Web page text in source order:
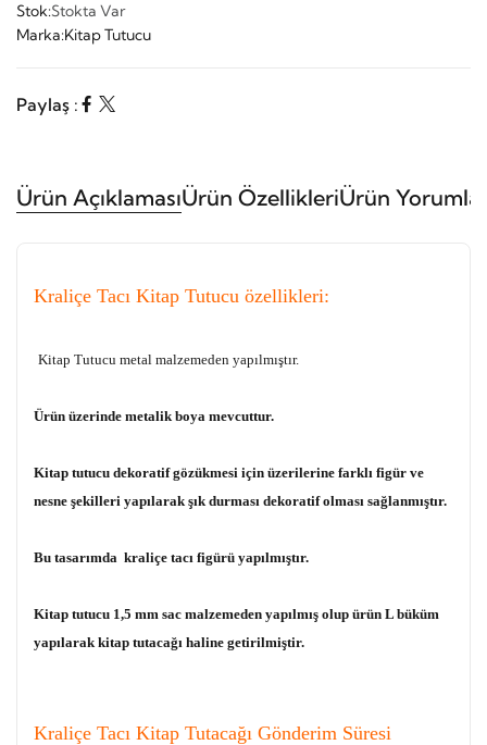
Stok:Stokta Var
Marka:Kitap Tutucu
Paylaş :
Ürün AçıklamasıÜrün ÖzellikleriÜrün
Kraliçe Tacı Kitap Tutucu özellikleri:
Kitap Tutucu metal malzemeden yapılmıştır.
Ürün üzerinde metalik boya mevcuttur.
Kitap tutucu dekoratif gözükmesi için üzerilerine farklı figür ve
nesne şekilleri yapılarak şık durması dekoratif olması sağlanmıştır.
Bu tasarımda kraliçe tacı figürü yapılmıştır.
Kitap tutucu 1,5 mm sac malzemeden yapılmış olup ürün L büküm
yapılarak kitap tutacağı haline getirilmiştir.
Kraliçe Tacı Kitap Tutacağı Gönderim Süresi